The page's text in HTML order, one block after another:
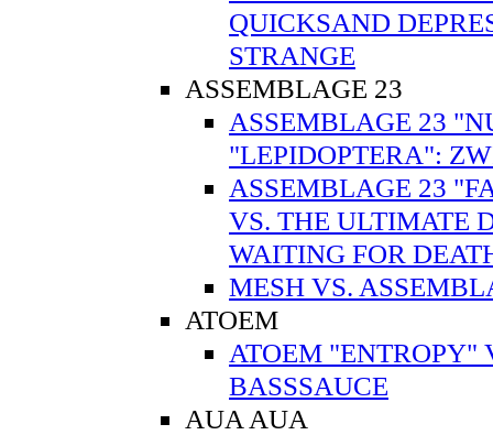
QUICKSAND
STRANGE
ASSEMBLAGE 23
ASSEMBLAGE 23
"LEPIDOPTERA":
ASSEMBLAGE 23
VS. THE ULTIMATE
WAITING FOR
MESH VS.
ATOEM
ATOEM "ENTROPY"
BASSSAUCE
AUA AUA